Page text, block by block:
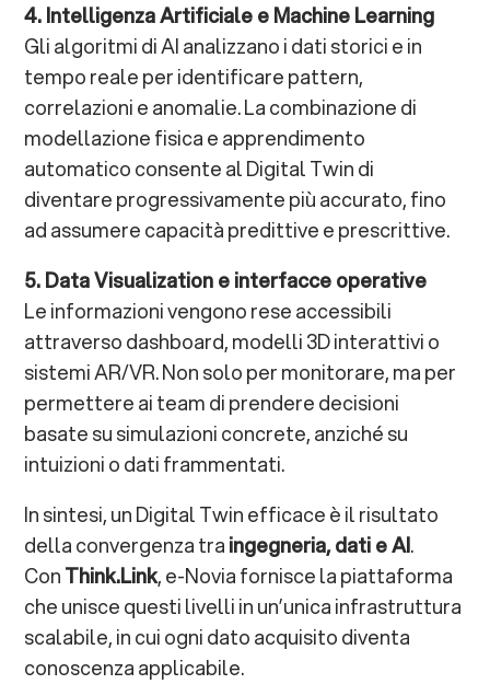
4. Intelligenza Artificiale e Machine Learning
Gli algoritmi di AI analizzano i dati storici e in
tempo reale per identificare pattern,
correlazioni e anomalie. La combinazione di
modellazione fisica e apprendimento
automatico consente al Digital Twin di
diventare progressivamente più accurato, fino
ad assumere capacità predittive e prescrittive.
5. Data Visualization e interfacce operative
Le informazioni vengono rese accessibili
attraverso dashboard, modelli 3D interattivi o
sistemi AR/VR. Non solo per monitorare, ma per
permettere ai team di prendere decisioni
basate su simulazioni concrete, anziché su
intuizioni o dati frammentati.
In sintesi, un Digital Twin efficace è il risultato
della convergenza traingegneria, dati e AI.
ConThink.Link, e-Novia fornisce la piattaforma
che unisce questi livelli in un’unica infrastruttura
scalabile, in cui ogni dato acquisito diventa
conoscenza applicabile.